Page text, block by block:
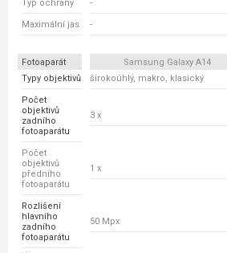
Typ ochrany -
Maximální jas -
Fotoaparát Samsung Galaxy A14
Typy objektivů
širokoúhlý, makro, klasický
Počet
objektivů
zadního
fotoaparátu
3 x
Počet
objektivů
předního
fotoaparátu
1 x
Rozlišení
hlavního
zadního
fotoaparátu
50 Mpx